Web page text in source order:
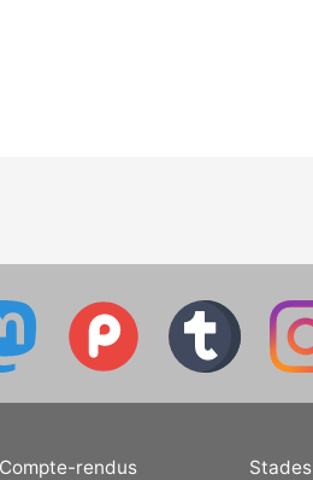
Compte-rendus Stades